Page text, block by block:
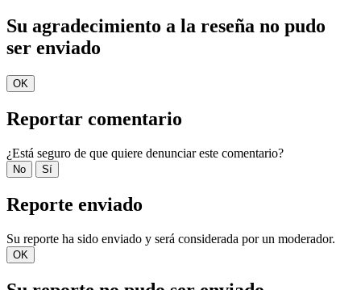
Su agradecimiento a la reseña no pudo
ser enviado
OK
Reportar comentario
¿Está seguro de que quiere denunciar este comentario?
No Sí
Reporte enviado
Su reporte ha sido enviado y será considerada por un moderador.
OK